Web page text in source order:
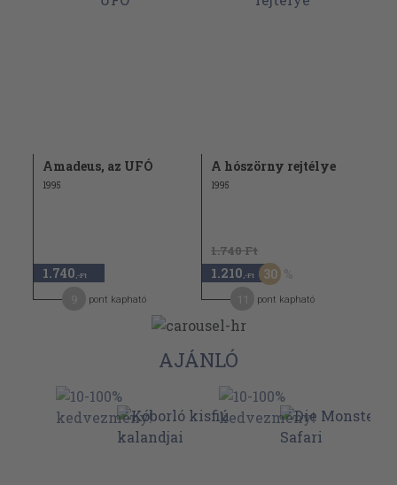
Amadeus, az UFÓ
1995
1.740 ,-Ft
pont kapható
A hószörny rejtélye
1995
1.740 Ft
1.210 ,-Ft 30
pont kapható
AJÁNLÓ